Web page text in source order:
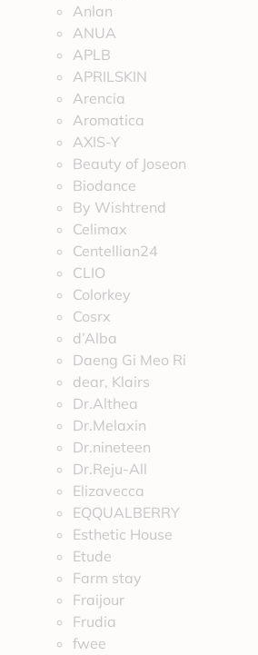
Anlan
ANUA
APLB
APRILSKIN
Arencia
Aromatica
AXIS-Y
Beauty of Joseon
Biodance
By Wishtrend
Celimax
Centellian24
CLIO
Colorkey
Cosrx
d’Alba
Daeng Gi Meo Ri
dear, Klairs
Dr.Althea
Dr.Melaxin
Dr.nineteen
Dr.Reju-All
Elizavecca
EQQUALBERRY
Esthetic House
Etude
Farm stay
Fraijour
Frudia
fwee